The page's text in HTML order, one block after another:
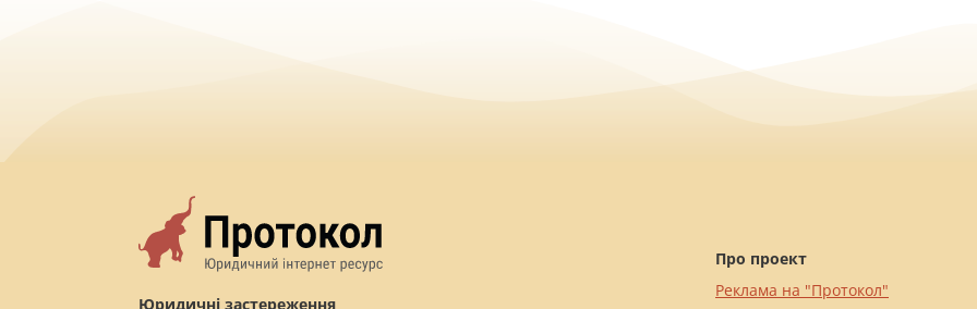
Юридичні застереження
Про проект
Реклама на "Протокол"